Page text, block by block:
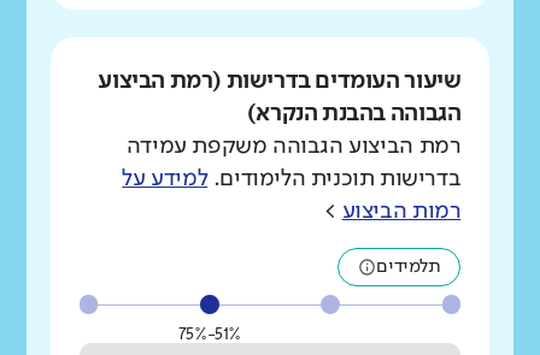
שיעור העומדים בדרישות (רמת הביצוע
הגבוהה בהבנת הנקרא)
רמת הביצוע הגבוהה משקפת עמידה
בדרישות תוכנית הלימודים.למידע על
רמות הביצוע >
תלמידים
51%-75%